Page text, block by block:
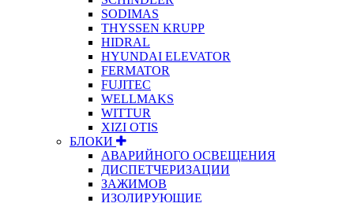
SODIMAS
THYSSEN KRUPP
HIDRAL
HYUNDAI ELEVATOR
FERMATOR
FUJITEC
WELLMAKS
WITTUR
XIZI OTIS
БЛОКИ
АВАРИЙНОГО ОСВЕЩЕНИЯ
ДИСПЕТЧЕРИЗАЦИИ
ЗАЖИМОВ
ИЗОЛИРУЮЩИЕ